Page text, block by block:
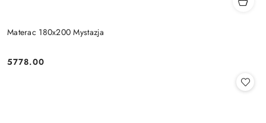
Materac 180x200 Mystazja
Cena:
5778.00